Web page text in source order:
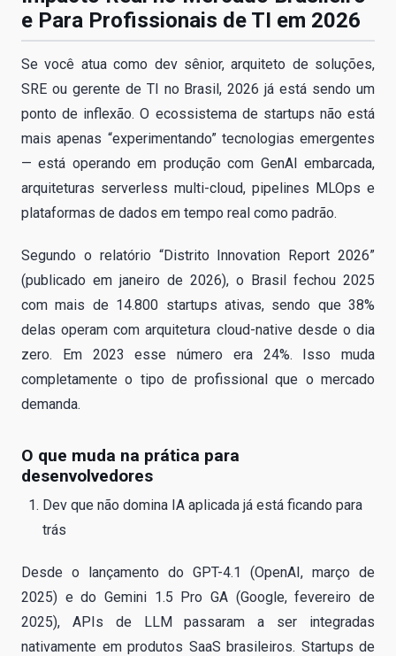
e Para Profissionais de TI em 2026
Se você atua como dev sênior, arquiteto de soluções,
SRE ou gerente de TI no Brasil, 2026 já está sendo um
ponto de inflexão. O ecossistema de startups não está
mais apenas “experimentando” tecnologias emergentes
— está operando em produção com GenAI embarcada,
arquiteturas serverless multi-cloud, pipelines MLOps e
plataformas de dados em tempo real como padrão.
Segundo o relatório “Distrito Innovation Report 2026”
(publicado em janeiro de 2026), o Brasil fechou 2025
com mais de 14.800 startups ativas, sendo que 38%
delas operam com arquitetura cloud-native desde o dia
zero. Em 2023 esse número era 24%. Isso muda
completamente o tipo de profissional que o mercado
demanda.
O que muda na prática para
desenvolvedores
Dev que não domina IA aplicada já está ficando para
trás
Desde o lançamento do GPT-4.1 (OpenAI, março de
2025) e do Gemini 1.5 Pro GA (Google, fevereiro de
2025), APIs de LLM passaram a ser integradas
nativamente em produtos SaaS brasileiros. Startups de